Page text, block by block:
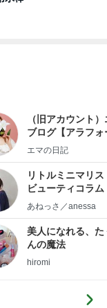
（旧アカウント
ブログ【アラフォ
社売却セカンドラ
エマの日記
リトルミニマリス
ビューティコラ
little
あねっさ／anessa
美人になれる、た
んの魔法
hiromi